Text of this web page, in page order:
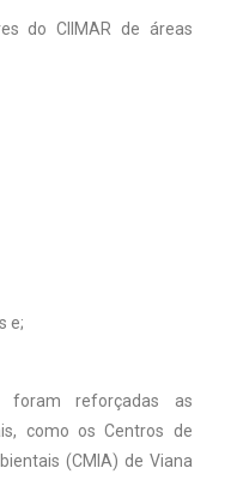
do CIIMAR de áreas
e;
foram reforçadas as
como os Centros de
(CMIA) de Viana